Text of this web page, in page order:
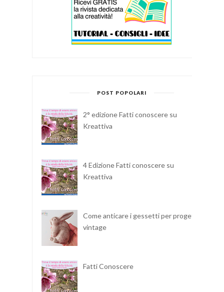
POST POPOLARI
2° edizione Fatti conoscere su
Kreattiva
4 Edizione Fatti conoscere su
Kreattiva
Come anticare i gessetti per progetti
vintage
Fatti Conoscere